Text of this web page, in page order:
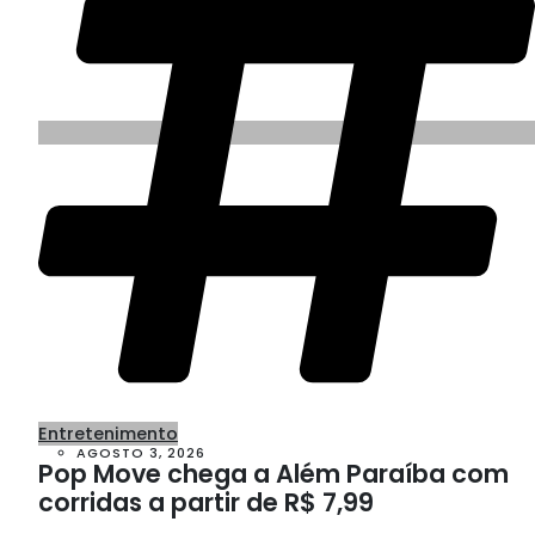
Entretenimento
AGOSTO 3, 2026
Pop Move chega a Além Paraíba com
corridas a partir de R$ 7,99